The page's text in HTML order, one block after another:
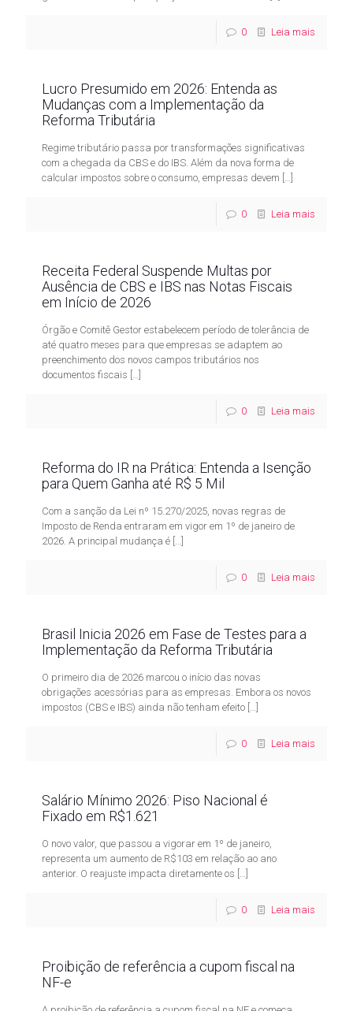
0 Leia mais
Lucro Presumido em 2026: Entenda as
Mudanças com a Implementação da
Reforma Tributária
Regime tributário passa por transformações significativas
com a chegada da CBS e do IBS. Além da nova forma de
calcular impostos sobre o consumo, empresas devem […]
0 Leia mais
Receita Federal Suspende Multas por
Ausência de CBS e IBS nas Notas Fiscais
em Início de 2026
Órgão e Comitê Gestor estabelecem período de tolerância de
até quatro meses para que empresas se adaptem ao
preenchimento dos novos campos tributários nos
documentos fiscais […]
0 Leia mais
Reforma do IR na Prática: Entenda a Isenção
para Quem Ganha até R$ 5 Mil
Com a sanção da Lei nº 15.270/2025, novas regras de
Imposto de Renda entraram em vigor em 1º de janeiro de
2026. A principal mudança é […]
0 Leia mais
Brasil Inicia 2026 em Fase de Testes para a
Implementação da Reforma Tributária
O primeiro dia de 2026 marcou o início das novas
obrigações acessórias para as empresas. Embora os novos
impostos (CBS e IBS) ainda não tenham efeito […]
0 Leia mais
Salário Mínimo 2026: Piso Nacional é
Fixado em R$1.621
O novo valor, que passou a vigorar em 1º de janeiro,
representa um aumento de R$103 em relação ao ano
anterior. O reajuste impacta diretamente os […]
0 Leia mais
Proibição de referência a cupom fiscal na
NF-e